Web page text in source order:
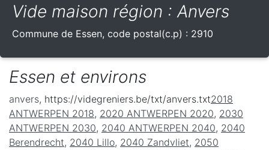
Vide maison région : Anvers
Commune de Essen, code postal(c.p) : 2910
Essen et environs
anvers, https://videgreniers.be/txt/anvers.txt2018
ANTWERPEN 2018, 2020 ANTWERPEN 2020, 2030
ANTWERPEN 2030, 2040 ANTWERPEN 2040, 2040
Berendrecht, 2040 Lillo, 2040 Zandvliet, 2050